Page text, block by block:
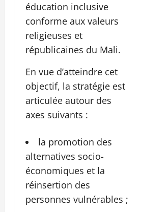
éducation inclusive
conforme aux valeurs
religieuses et
républicaines du Mali.
En vue d’atteindre cet
objectif, la stratégie est
articulée autour des
axes suivants :
la promotion des
alternatives socio-
économiques et la
réinsertion des
personnes vulnérables ;